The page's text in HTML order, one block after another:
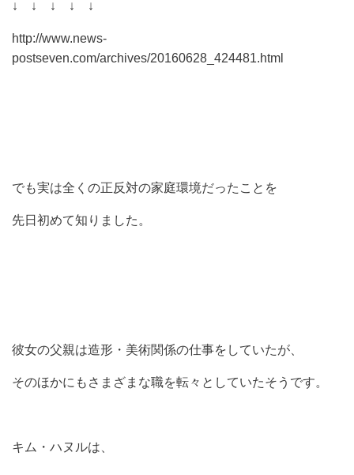
↓ ↓ ↓ ↓ ↓
http://www.news-
postseven.com/archives/20160628_424481.html
でも実は全くの正反対の家庭環境だったことを
先日初めて知りました。
彼女の父親は造形・美術関係の仕事をしていたが、
そのほかにもさまざまな職を転々としていたそうです。
キム・ハヌルは、